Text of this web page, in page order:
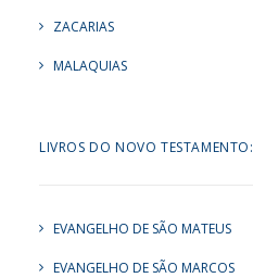
ZACARIAS
MALAQUIAS
LIVROS DO NOVO TESTAMENTO:
EVANGELHO DE SÃO MATEUS
EVANGELHO DE SÃO MARCOS